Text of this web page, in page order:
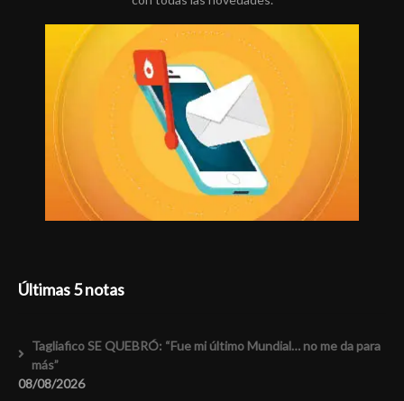
Últimas 5 notas
Tagliafico SE QUEBRÓ: “Fue mi último Mundial… no me da para
más”
08/08/2026